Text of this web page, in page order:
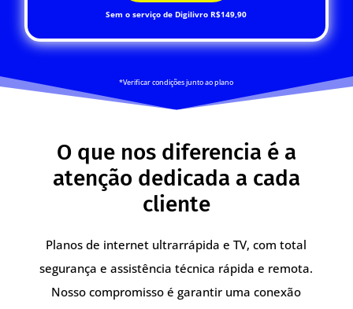
Sem o serviço de Digilivro R$149,90
*Verificar condições junto ao plano
O que nos diferencia é a
atenção dedicada a cada
cliente
Planos de internet ultrarrápida e TV, com total
segurança e assistência técnica rápida e remota.
Nosso compromisso é garantir uma conexão